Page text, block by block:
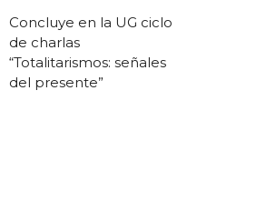
Concluye en la UG ciclo
de charlas
“Totalitarismos: señales
del presente”